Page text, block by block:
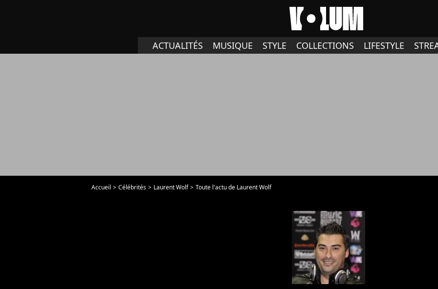
ACTUALITÉS MUSIQUE STYLE COLLECTIONS LIFESTYLE
Accueil Célébrités Laurent Wolf Toute l'actu de Laurent Wolf